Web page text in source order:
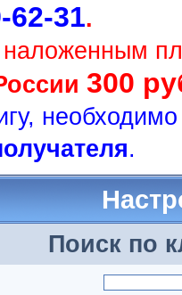
62-31.
наложенным
300
.
Поиск по